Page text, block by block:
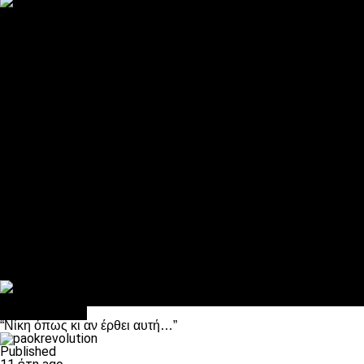
“Νίκη όπως κι αν έρθει αυτή…”
Published